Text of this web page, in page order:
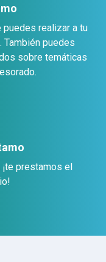
realizar a tu
puedes
sobre temáticas
prestamos el